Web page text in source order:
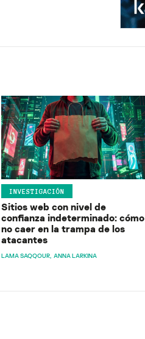
INVESTIGACIÓN
Sitios web con nivel de
confianza indeterminado: cómo
no caer en la trampa de los
atacantes
LAMA SAQQOUR ANNA LARKINA